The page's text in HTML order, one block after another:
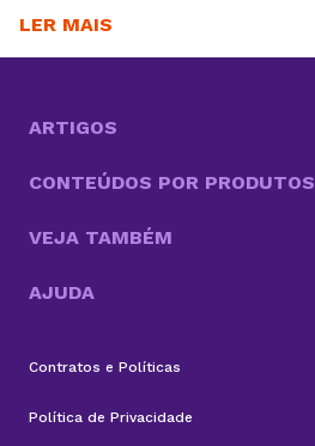
LER MAIS
ARTIGOS
CONTEÚDOS POR PRODUTOS
VEJA TAMBÉM
AJUDA
Contratos e Políticas
Política de Privacidade